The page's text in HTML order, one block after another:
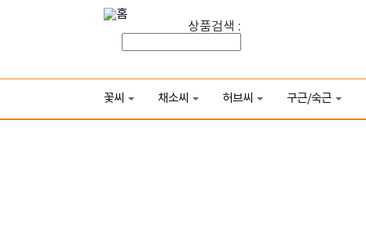
상품검색 :
꽃씨 채소씨 허브씨 구근/숙근